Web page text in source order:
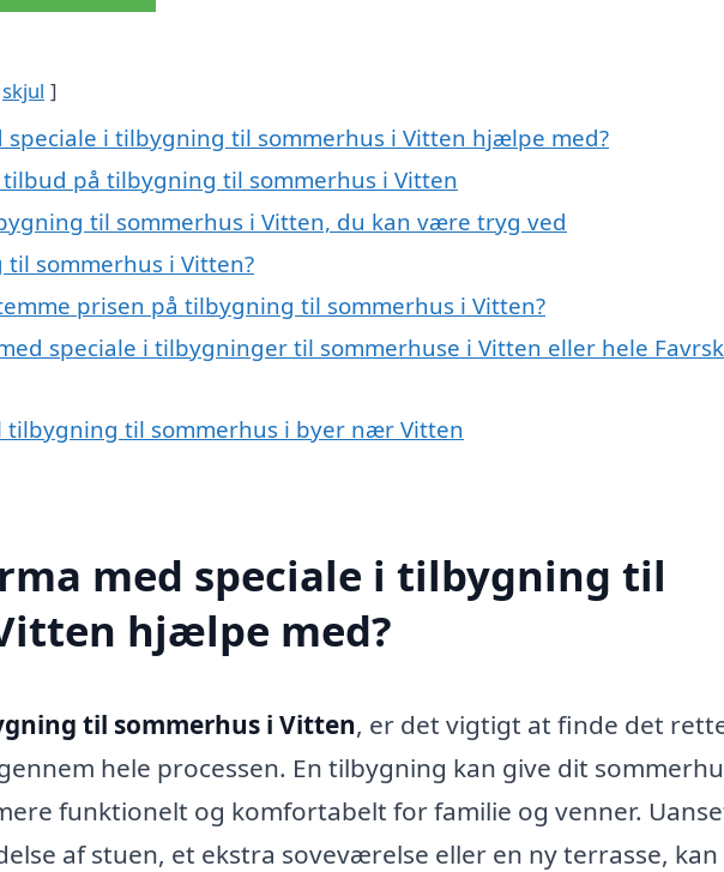
skjul
speciale i tilbygning til sommerhus i Vitten hjælpe med?
på tilbygning til sommerhus i Vitten
til sommerhus i Vitten, du kan være tryg ved
sommerhus i Vitten?
prisen på tilbygning til sommerhus i Vitten?
speciale i tilbygninger til sommerhuse i Vitten eller hele
tilbygning til sommerhus i byer nær Vitten
med speciale i tilbygning til
hjælpe med?
til sommerhus i Vitten, er det vigtigt at finde det
hele processen. En tilbygning kan give dit
funktionelt og komfortabelt for familie og venner.
af stuen, et ekstra soveværelse eller en ny terrasse, kan